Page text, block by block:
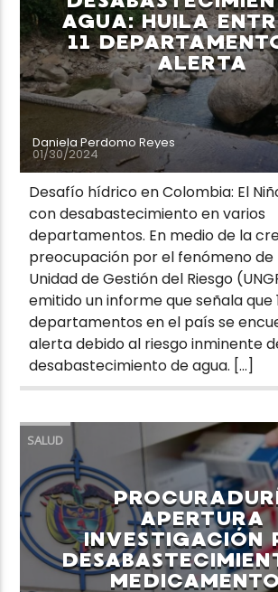
AGUA: HUILA
11
ALERTA
Daniela Perdomo Reyes
01/30/2024
Desafío hídrico en Colombia: El
con desabastecimiento en varios
departamentos. En medio de la
preocupación por el fenómeno de
Unidad de Gestión del Riesgo
emitido un informe que señala que
departamentos en el país se
alerta debido al riesgo inminente
desabastecimiento de agua. […]
SALUD
APERTURA
INVESTIGACIÓN